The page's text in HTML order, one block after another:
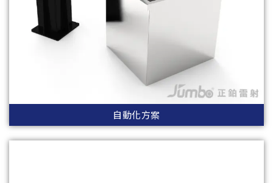
自動化方案